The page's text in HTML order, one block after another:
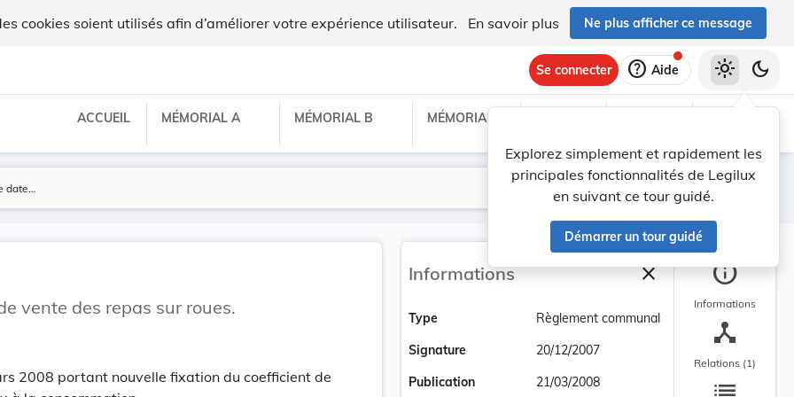
cookies soient utilisés afin d’améliorer votre expérience utilisateur. En savoir plus Ne plus afficher ce message
Se connecter help Aide
Explorez simplement et rapidement les
principales fonctionnalités de Legilux
en suivant ce tour guidé.
Démarrer un tour guidé
light_mode dark_mode
ACCUEIL MÉMORIAL A MÉMORIAL B MÉMORIAL C
Lancer la recherche
Filtres
vente des repas sur roues.
2008 portant nouvelle fixation du coefficient de
Informations closeFermer la barre
Type
Règlement communal
Signature
20/12/2007
Publication
21/03/2008
info
Informations
device_hub
Relations (1)